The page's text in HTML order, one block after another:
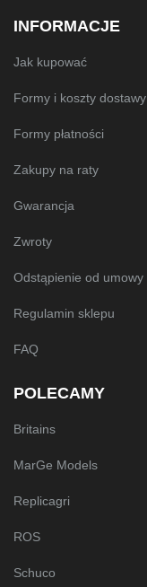
INFORMACJE
Jak kupować
Formy i koszty dostawy
Formy płatności
Zakupy na raty
Gwarancja
Zwroty
Odstąpienie od umowy
Regulamin sklepu
FAQ
POLECAMY
Britains
MarGe Models
Replicagri
ROS
Schuco